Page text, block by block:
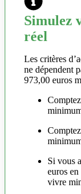
Simulez
réel
Les critères
ne dépendent
973,00 euros
Si vous
euros
vivre